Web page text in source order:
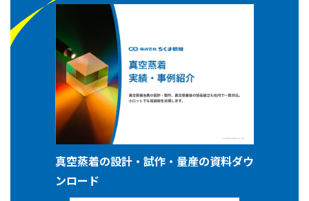
真空蒸着の設計・試作・量産の資料ダウ
ンロード